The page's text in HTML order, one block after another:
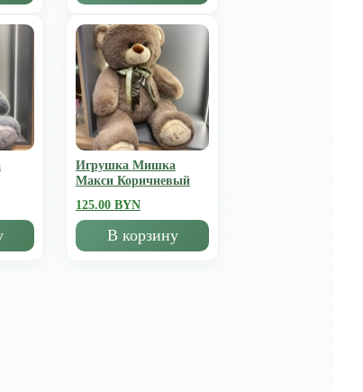
Игрушка Мишка
Mакси Коричневый
125.00 BYN
В корзину